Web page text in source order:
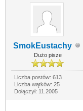
SmokEustachy
Dużo pisze
Liczba postów: 613
Liczba wątków: 25
Dołączył: 11.2005